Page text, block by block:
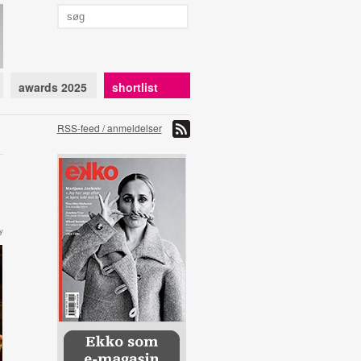
awards 2025 shortlist
RSS-feed / anmeldelser